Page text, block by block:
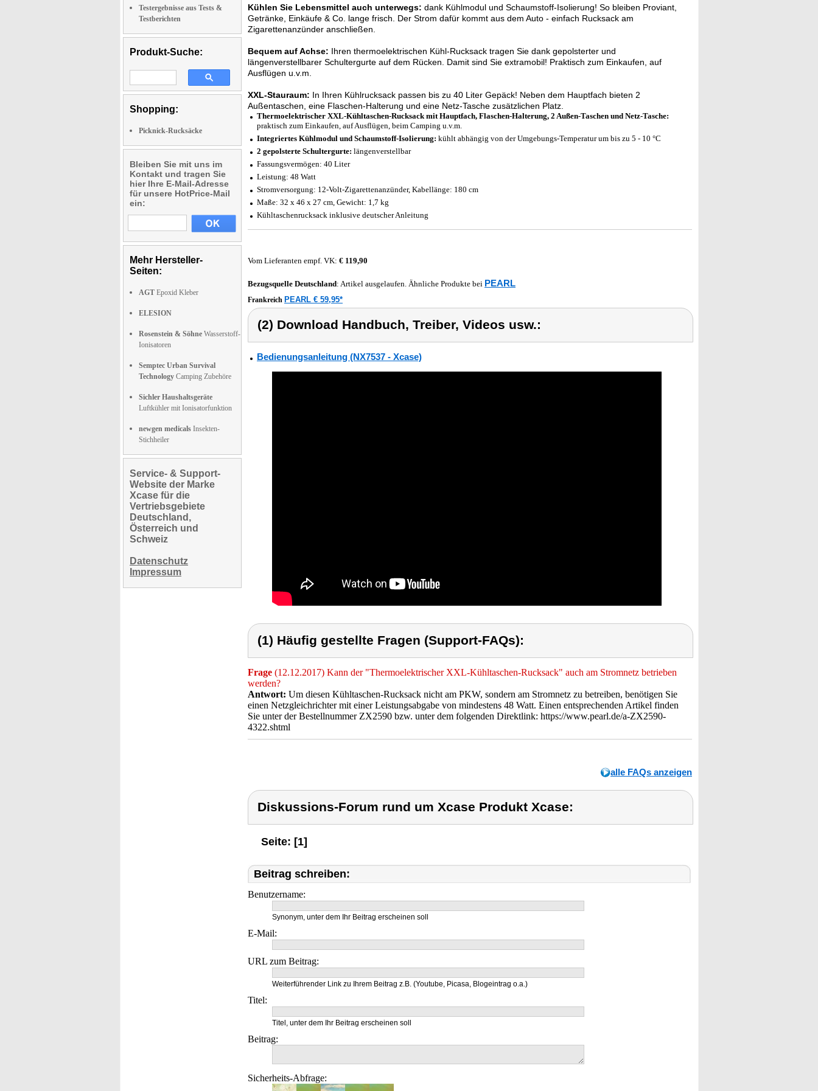
Testergebnisse aus Tests &
Testberichten
Produkt-Suche:
Shopping:
Picknick-Rucksäcke
Bleiben Sie mit uns im
Kontakt und tragen Sie
hier Ihre E-Mail-Adresse
für unsere HotPrice-Mail
ein:
Mehr Hersteller-
Seiten:
AGT Epoxid Kleber
ELESION
Rosenstein & Söhne Wasserstoff-
Ionisatoren
Semptec Urban Survival
Technology Camping Zubehöre
Sichler Haushaltsgeräte
Luftkühler mit Ionisatorfunktion
newgen medicals Insekten-
Stichheiler
Service- & Support-
Website der Marke
Xcase für die
Vertriebsgebiete
Deutschland,
Österreich und
Schweiz
Datenschutz
Impressum
Kühlen Sie Lebensmittel auch unterwegs: dank Kühlmodul und Schaumstoff-Isolierung! So bleiben Proviant,
Getränke, Einkäufe & Co. lange frisch. Der Strom dafür kommt aus dem Auto - einfach Rucksack am
Zigarettenanzünder anschließen.
Bequem auf Achse: Ihren thermoelektrischen Kühl-Rucksack tragen Sie dank gepolsterter und
längenverstellbarer Schultergurte auf dem Rücken. Damit sind Sie extramobil! Praktisch zum Einkaufen, auf
Ausflügen u.v.m.
XXL-Stauraum: In Ihren Kühlrucksack passen bis zu 40 Liter Gepäck! Neben dem Hauptfach bieten 2
Außentaschen, eine Flaschen-Halterung und eine Netz-Tasche zusätzlichen Platz.
Thermoelektrischer XXL-Kühltaschen-Rucksack mit Hauptfach, Flaschen-Halterung, 2 Außen-Taschen und Netz-Tasche:
praktisch zum Einkaufen, auf Ausflügen, beim Camping u.v.m.
Integriertes Kühlmodul und Schaumstoff-Isolierung: kühlt abhängig von der Umgebungs-Temperatur um bis zu 5 - 10 °C
2 gepolsterte Schultergurte: längenverstellbar
Fassungsvermögen: 40 Liter
Leistung: 48 Watt
Stromversorgung: 12-Volt-Zigarettenanzünder, Kabellänge: 180 cm
Maße: 32 x 46 x 27 cm, Gewicht: 1,7 kg
Kühltaschenrucksack inklusive deutscher Anleitung
Vom Lieferanten empf. VK: € 119,90
Bezugsquelle Deutschland: Artikel ausgelaufen. Ähnliche Produkte bei PEARL
Frankreich PEARL € 59,95*
(2) Download Handbuch, Treiber, Videos usw.:
Bedienungsanleitung (NX7537 - Xcase)
(1) Häufig gestellte Fragen (Support-FAQs):
Frage (12.12.2017) Kann der "Thermoelektrischer XXL-Kühltaschen-Rucksack" auch am Stromnetz betrieben
werden?
Antwort: Um diesen Kühltaschen-Rucksack nicht am PKW, sondern am Stromnetz zu betreiben, benötigen Sie
einen Netzgleichrichter mit einer Leistungsabgabe von mindestens 48 Watt. Einen entsprechenden Artikel finden
Sie unter der Bestellnummer ZX2590 bzw. unter dem folgenden Direktlink: https://www.pearl.de/a-ZX2590-
4322.shtml
alle FAQs anzeigen
Diskussions-Forum rund um Xcase Produkt Xcase:
Seite: [1]
Beitrag schreiben:
Benutzername:
Synonym, unter dem Ihr Beitrag erscheinen soll
E-Mail:
URL zum Beitrag:
Weiterführender Link zu Ihrem Beitrag z.B. (Youtube, Picasa, Blogeintrag o.a.)
Titel:
Titel, unter dem Ihr Beitrag erscheinen soll
Beitrag:
Sicherheits-Abfrage: